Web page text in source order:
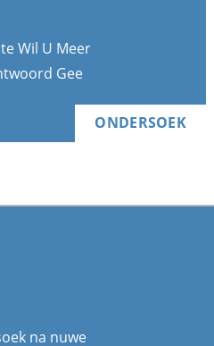
Wil U Meer
Gee
ONDERSOEK
na nuwe